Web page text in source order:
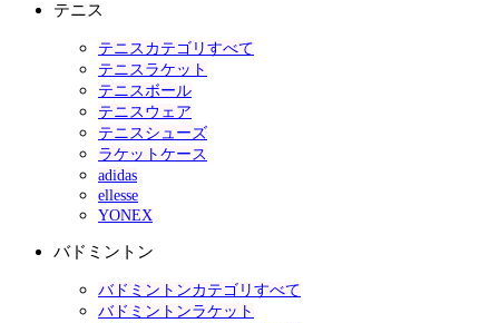
テニス
テニスカテゴリすべて
テニスラケット
テニスボール
テニスウェア
テニスシューズ
ラケットケース
adidas
ellesse
YONEX
バドミントン
バドミントンカテゴリすべて
バドミントンラケット